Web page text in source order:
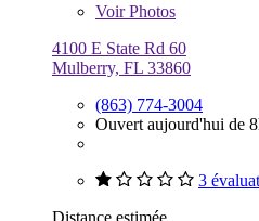
VoirPhotos
4100 E State Rd 60
Mulberry, FL 33860
(863) 774-3004
Ouvert aujourd'hui de
3
Distance estimée